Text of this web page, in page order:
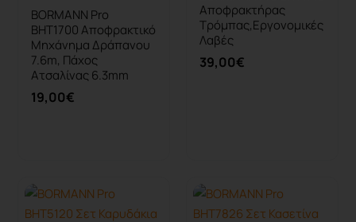
BORMANN Pro
BHT1700 Αποφρακτικό
Μηχάνημα Δράπανου
7.6m, Πάχος
Ατσαλίνας 6.3mm
19,00€
Αποφρακτήρας
Τρόμπας,Εργονομικές
Λαβές
39,00€